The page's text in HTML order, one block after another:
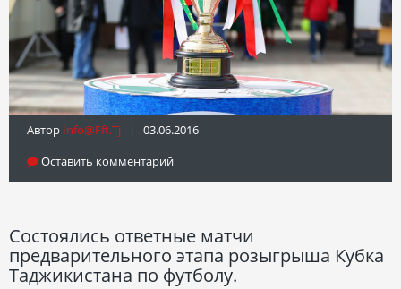
Автор Info@fft.tj | 03.06.2016
Оставить комментарий
Состоялись ответные матчи
предварительного этапа розыгрыша Кубка
Таджикистана по футболу.